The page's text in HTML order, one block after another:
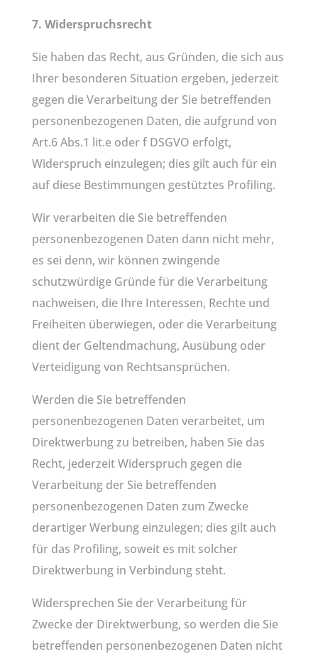
7. Widerspruchsrecht
Sie haben das Recht, aus Gründen, die sich aus
Ihrer besonderen Situation ergeben, jederzeit
gegen die Verarbeitung der Sie betreffenden
personenbezogenen Daten, die aufgrund von
Art.6 Abs.1 lit.e oder f DSGVO erfolgt,
Widerspruch einzulegen; dies gilt auch für ein
auf diese Bestimmungen gestütztes Profiling.
Wir verarbeiten die Sie betreffenden
personenbezogenen Daten dann nicht mehr,
es sei denn, wir können zwingende
schutzwürdige Gründe für die Verarbeitung
nachweisen, die Ihre Interessen, Rechte und
Freiheiten überwiegen, oder die Verarbeitung
dient der Geltendmachung, Ausübung oder
Verteidigung von Rechtsansprüchen.
Werden die Sie betreffenden
personenbezogenen Daten verarbeitet, um
Direktwerbung zu betreiben, haben Sie das
Recht, jederzeit Widerspruch gegen die
Verarbeitung der Sie betreffenden
personenbezogenen Daten zum Zwecke
derartiger Werbung einzulegen; dies gilt auch
für das Profiling, soweit es mit solcher
Direktwerbung in Verbindung steht.
Widersprechen Sie der Verarbeitung für
Zwecke der Direktwerbung, so werden die Sie
betreffenden personenbezogenen Daten nicht